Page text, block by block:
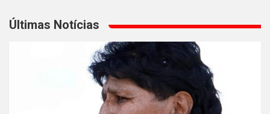
Últimas Notícias